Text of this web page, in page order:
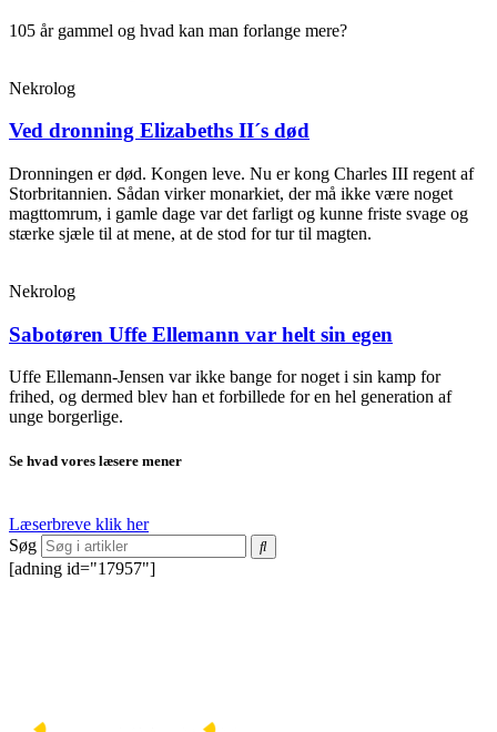
105 år gammel og hvad kan man forlange mere?
Nekrolog
Ved dronning Elizabeths II´s død
Dronningen er død. Kongen leve. Nu er kong Charles III regent af
Storbritannien. Sådan virker monarkiet, der må ikke være noget
magttomrum, i gamle dage var det farligt og kunne friste svage og
stærke sjæle til at mene, at de stod for tur til magten.
Nekrolog
Sabotøren Uffe Ellemann var helt sin egen
Uffe Ellemann-Jensen var ikke bange for noget i sin kamp for
frihed, og dermed blev han et forbillede for en hel generation af
unge borgerlige.
Se hvad vores læsere mener
Læserbreve klik her
Søg
[adning id="17957"]